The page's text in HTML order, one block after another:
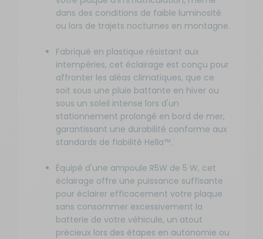
dans des conditions de faible luminosité
ou lors de trajets nocturnes en montagne.
Fabriqué en plastique résistant aux
intempéries, cet éclairage est conçu pour
affronter les aléas climatiques, que ce
soit sous une pluie battante en hiver ou
sous un soleil intense lors d'un
stationnement prolongé en bord de mer,
garantissant une durabilité conforme aux
standards de fiabilité Hella™.
Équipé d'une ampoule R5W de 5 W, cet
éclairage offre une puissance suffisante
pour éclairer efficacement votre plaque
sans consommer excessivement la
batterie de votre véhicule, un atout
précieux lors des étapes en autonomie ou